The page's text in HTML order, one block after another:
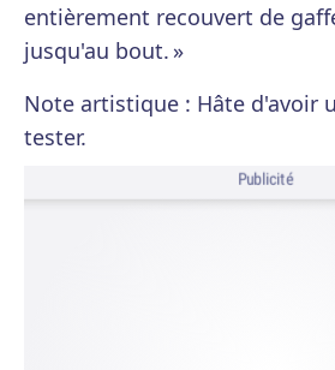
entièrement recouvert de
jusqu'au bout. »
Note artistique : Hâte d'avoir
tester.
Publicité